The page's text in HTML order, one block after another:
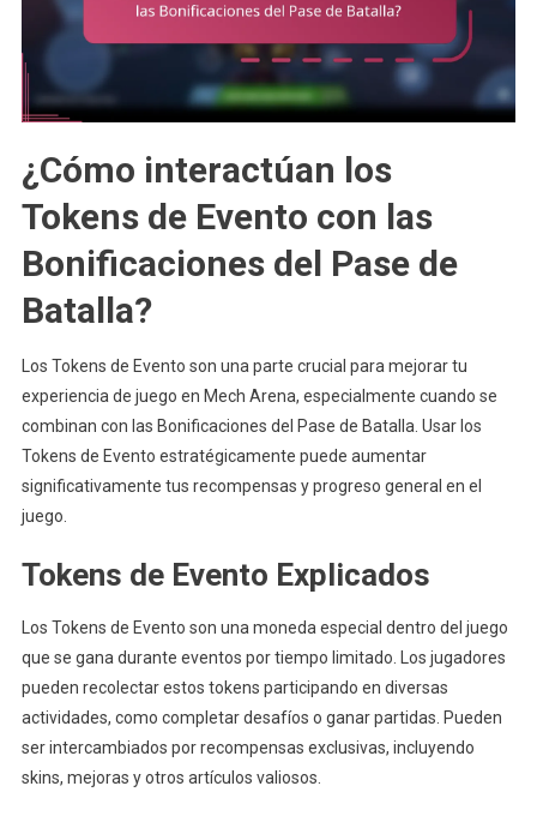
¿Cómo interactúan los
Tokens de Evento con las
Bonificaciones del Pase de
Batalla?
Los Tokens de Evento son una parte crucial para mejorar tu
experiencia de juego en Mech Arena, especialmente cuando se
combinan con las Bonificaciones del Pase de Batalla. Usar los
Tokens de Evento estratégicamente puede aumentar
significativamente tus recompensas y progreso general en el
juego.
Tokens de Evento Explicados
Los Tokens de Evento son una moneda especial dentro del juego
que se gana durante eventos por tiempo limitado. Los jugadores
pueden recolectar estos tokens participando en diversas
actividades, como completar desafíos o ganar partidas. Pueden
ser intercambiados por recompensas exclusivas, incluyendo
skins, mejoras y otros artículos valiosos.